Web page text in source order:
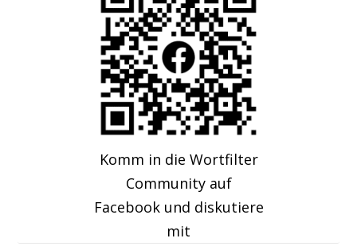
Komm in die Wortfilter
Community auf
Facebook und diskutiere
mit